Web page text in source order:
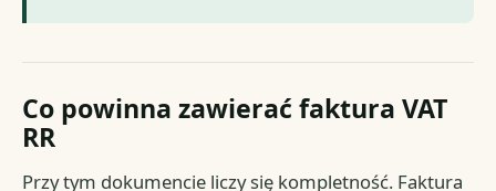
Co powinna zawierać faktura VAT
RR
Przy tym dokumencie liczy się kompletność. Faktura